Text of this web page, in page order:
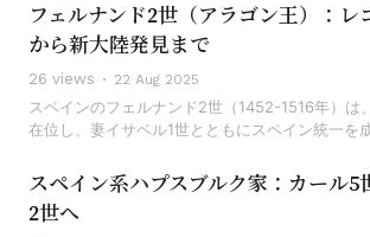
フェルナンド2世（アラゴン王）：レ
から新大陸発見まで
26 views 22 Aug 2025
スペインのフェルナンド2世（1452-1516年）は
在位し、妻イサベル1世とともにスペイン統一を
スペイン系ハプスブルク家：カール5
2世へ